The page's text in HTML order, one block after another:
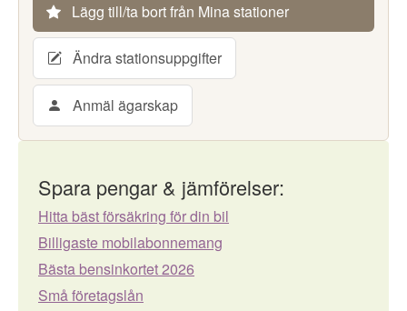
Lägg till/ta bort från Mina stationer
Ändra stationsuppgifter
Anmäl ägarskap
Spara pengar & jämförelser:
Hitta bäst försäkring för din bil
Billigaste mobilabonnemang
Bästa bensinkortet 2026
Små företagslån